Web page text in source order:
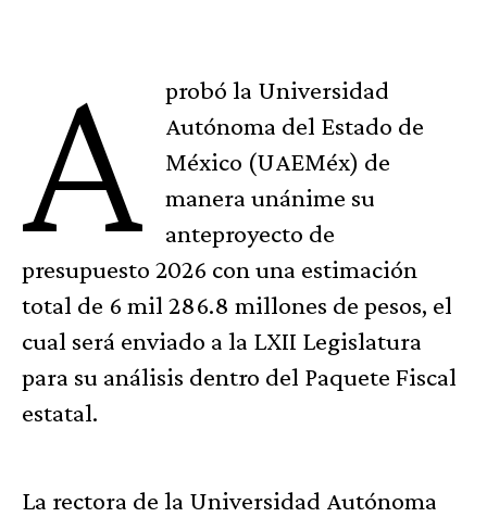
A
probó la Universidad
Autónoma del Estado de
México (UAEMéx) de
manera unánime su
anteproyecto de
presupuesto 2026 con una estimación
total de 6 mil 286.8 millones de pesos, el
cual será enviado a la LXII Legislatura
para su análisis dentro del Paquete Fiscal
estatal.
La rectora de la Universidad Autónoma